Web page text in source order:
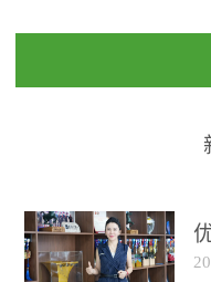
民法院室内除甲醛空
保施工日期：2020年1